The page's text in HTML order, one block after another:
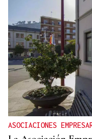
ASOCIACIONES